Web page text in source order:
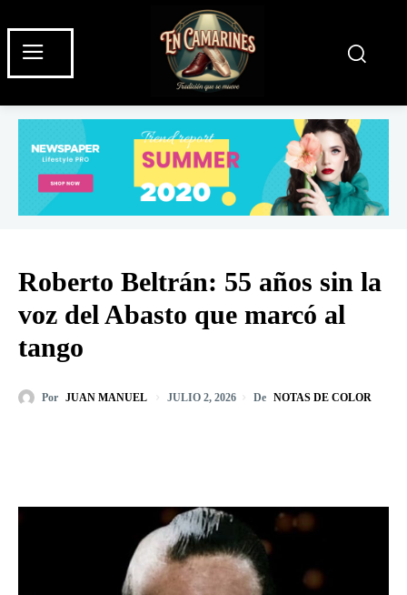
Roberto Beltrán: 55 años sin la
voz del Abasto que marcó al
tango
Por JUAN MANUEL JULIO 2, 2026 De NOTAS DE COLOR